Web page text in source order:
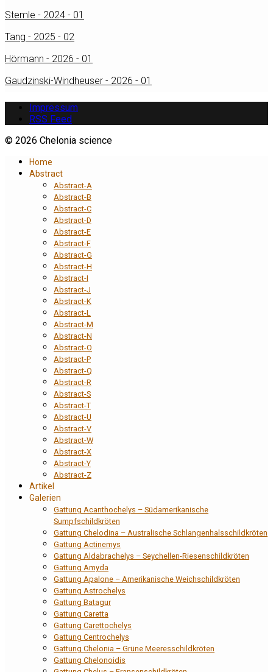
Stemle - 2024 - 01
Tang - 2025 - 02
Hörmann - 2026 - 01
Gaudzinski-Windheuser - 2026 - 01
Impressum
RSS Feed
© 2026 Chelonia science
Home
Abstract
Abstract-A
Abstract-B
Abstract-C
Abstract-D
Abstract-E
Abstract-F
Abstract-G
Abstract-H
Abstract-I
Abstract-J
Abstract-K
Abstract-L
Abstract-M
Abstract-N
Abstract-O
Abstract-P
Abstract-Q
Abstract-R
Abstract-S
Abstract-T
Abstract-U
Abstract-V
Abstract-W
Abstract-X
Abstract-Y
Abstract-Z
Artikel
Galerien
Gattung Acanthochelys – Südamerikanische
Sumpfschildkröten
Gattung Chelodina – Australische Schlangenhalsschildkröten
Gattung Actinemys
Gattung Aldabrachelys – Seychellen-Riesenschildkröten
Gattung Amyda
Gattung Apalone – Amerikanische Weichschildkröten
Gattung Astrochelys
Gattung Batagur
Gattung Caretta
Gattung Carettochelys
Gattung Centrochelys
Gattung Chelonia – Grüne Meeresschildkröten
Gattung Chelonoidis